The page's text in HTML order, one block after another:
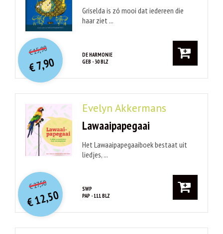
Griselda is zó mooi dat iedereen die
haar ziet ...
DE HARMONIE
GEB - 30 BLZ
€15,90O
orspr
onkelijke
prijs
was:
€ 15,90.
€7,90
Huidige
prijs
is:
€ 7,90.
Evelyn Akkermans
Lawaaipapegaai
Het Lawaaipapegaaiboek bestaat uit
liedjes, ...
SWP
PAP - 111 BLZ
€27,50O
orspr
onkelijke
prijs
was:
€ 27,50.
€12,50
Huidige
prijs
is:€ 12,50.